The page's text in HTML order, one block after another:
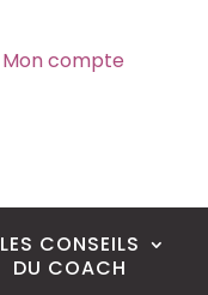
Mon compte
LES CONSEILS
DU COACH